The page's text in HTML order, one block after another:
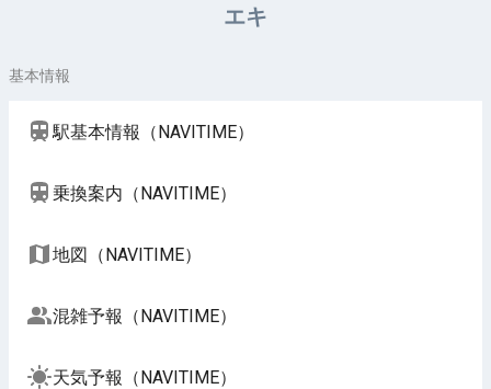
エキ
基本情報
駅基本情報（NAVITIME）
乗換案内（NAVITIME）
地図（NAVITIME）
混雑予報（NAVITIME）
天気予報（NAVITIME）